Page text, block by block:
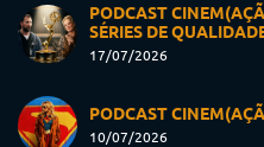
PODCAST
SÉRIES DE
17/07/2026
PODCAST
10/07/2026